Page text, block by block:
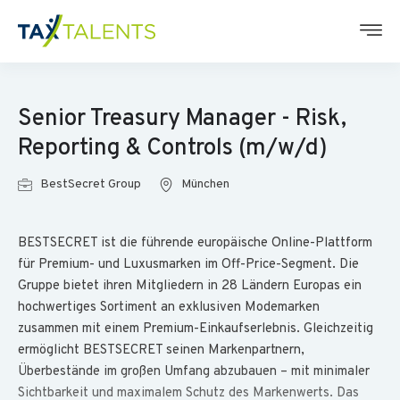
Senior Treasury Manager - Risk,
Reporting & Controls (m/w/d)
BestSecret Group München
BESTSECRET ist die führende europäische Online-Plattform
für Premium- und Luxusmarken im Off-Price-Segment. Die
Gruppe bietet ihren Mitgliedern in 28 Ländern Europas ein
hochwertiges Sortiment an exklusiven Modemarken
zusammen mit einem Premium-Einkaufserlebnis. Gleichzeitig
ermöglicht BESTSECRET seinen Markenpartnern,
Überbestände im großen Umfang abzubauen – mit minimaler
Sichtbarkeit und maximalem Schutz des Markenwerts. Das